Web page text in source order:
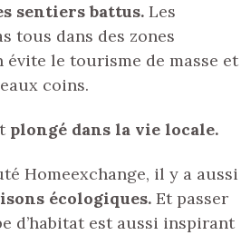
sentiers battus. Les
tous dans des zones
le tourisme de masse et
coins.
plongé dans la vie locale.
Homeexchange, il y a aussi
écologiques. Et passer
d’habitat est aussi inspirant